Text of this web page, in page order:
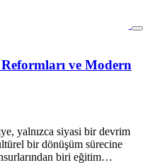
ve Modern
yalnızca siyasi bir devrim
bir dönüşüm sürecine
biri eğitim…